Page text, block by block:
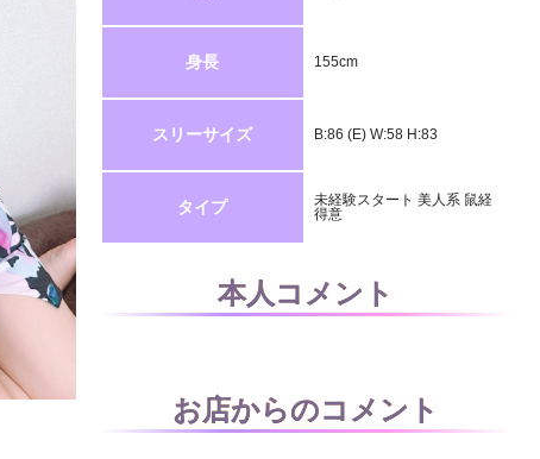
身長 155cm
スリーサイズ B:86 (E) W:58 H:83
タイプ 未経験スタート 美人系 鼠経
得意
本人コメント
お店からのコメント